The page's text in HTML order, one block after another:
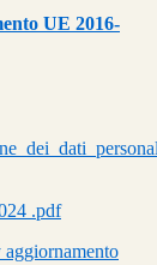
UE 2016-
.pdf